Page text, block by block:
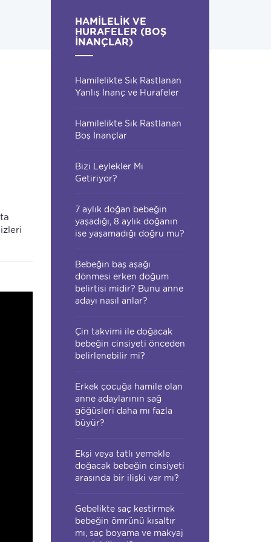
HAMILELIK VE
HURAFELER (BOŞ
İNANÇLAR)
Hamilelikte Sık Rastlanan
Yanlış İnanç ve Hurafeler
Hamilelikte Sık Rastlanan
Boş İnançlar
Bizi Leylekler Mi
Getiriyor?
7 aylık doğan bebeğin
yaşadığı, 8 aylık doğanın
ise yaşamadığı doğru mu?
Bebeğin baş aşağı
dönmesi erken doğum
belirtisi midir? Bunu anne
adayı nasıl anlar?
Çin takvimi ile doğacak
bebeğin cinsiyeti önceden
belirlenebilir mi?
Erkek çocuğa hamile olan
anne adaylarının sağ
göğüsleri daha mı fazla
büyür?
Ekşi veya tatlı yemekle
doğacak bebeğin cinsiyeti
arasında bir ilişki var mı?
Gebelikte saç kestirmek
bebeğin ömrünü kısaltır
mı, saç boyama ve makyaj